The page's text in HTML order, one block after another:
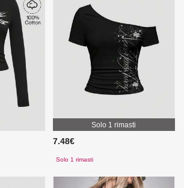
Solo 1 rimasti
7.48€
Solo 1 rimasti